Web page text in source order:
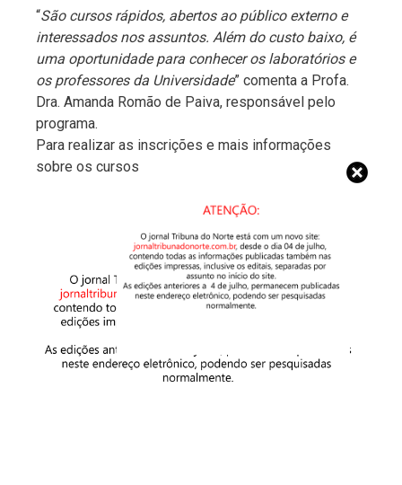
“São cursos rápidos, abertos ao público externo e
interessados nos assuntos. Além do custo baixo, é
uma oportunidade para conhecer os laboratórios e
os professores da Universidade” comenta a Profa.
Dra. Amanda Romão de Paiva, responsável pelo
programa.
Para realizar as inscrições e mais informações
sobre os cursos